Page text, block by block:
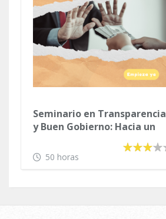
Seminario en Transparencia
y Buen Gobierno: Hacia un
Participativo
50 horas